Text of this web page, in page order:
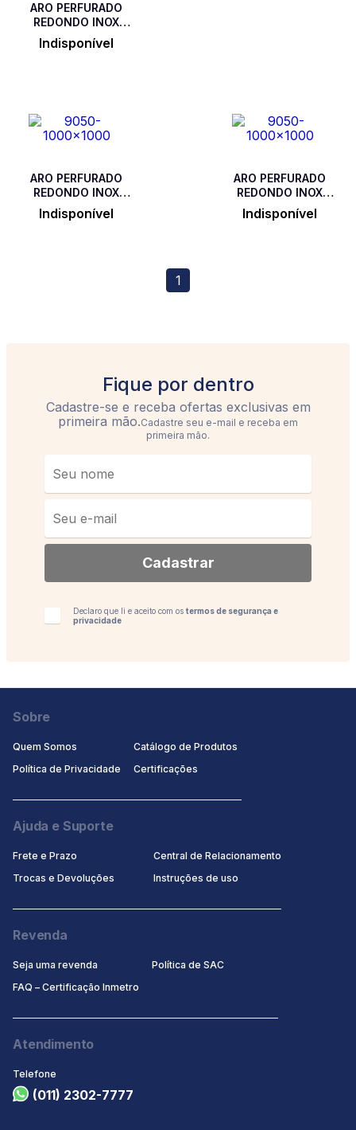
ARO PERFURADO
REDONDO INOX
COM FUROS 2 MM -
20 X 3
Indisponível
ARO PERFURADO
REDONDO INOX
COM FUROS 2 MM -
13 X 3
Indisponível
ARO PERFURADO
REDONDO INOX
COM FUROS 2 MM -
11 X 3
Indisponível
1
Fique por dentro
Cadastre seu e-mail e receba em
primeira mão.
Cadastrar
Declaro que li e aceito com os termos de segurança e
privacidade
Sobre
Quem Somos
Política de Privacidade
Catálogo de Produtos
Certificaçōes
Ajuda e Suporte
Frete e Prazo
Trocas e Devoluções
Central de Relacionamento
Instruções de uso
Revenda
Seja uma revenda
FAQ – Certificação Inmetro
Política de SAC
Atendimento
Telefone
(011) 2302-7777